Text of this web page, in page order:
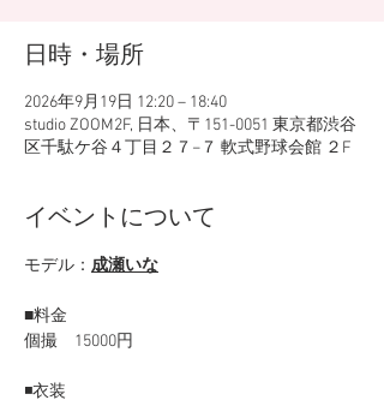
日時・場所
2026年9月19日 12:20 – 18:40
studio ZOOM2F, 日本、〒151-0051 東京都渋谷
区千駄ケ谷４丁目２７−７ 軟式野球会館 ２F
イベントについて
モデル： 成瀬いな
■料金
個撮　15000円
◾️衣装